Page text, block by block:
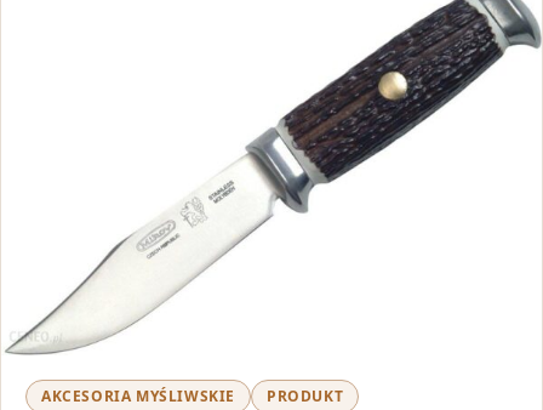
AKCESORIA MYŚLIWSKIE PRODUKT